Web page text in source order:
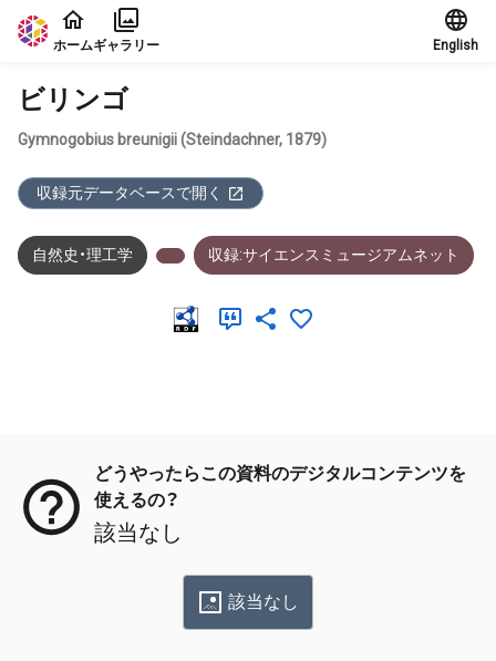
本文に飛ぶ
ホームギャラリー English
ビリンゴ
Gymnogobius breunigii (Steindachner, 1879)
収録元データベースで開く
自然史・理工学 収録:サイエンスミュージアムネット
どうやったらこの資料のデジタルコンテンツを
使えるの？
該当なし
該当なし